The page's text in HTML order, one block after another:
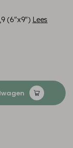
(6"x9") Lees